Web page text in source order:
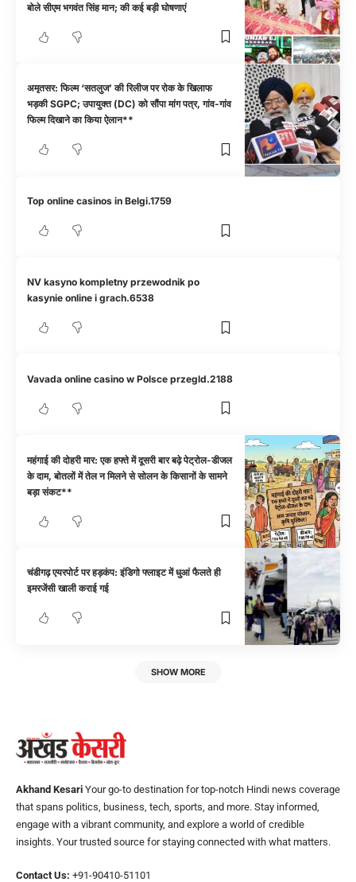
बोले सीएम भगवंत सिंह मान; की कई बड़ी घोषणाएं
अमृतसर: फिल्म ‘सतलुज’ की रिलीज पर रोक के खिलाफ
भड़की SGPC; उपायुक्त (DC) को सौंपा मांग पत्र, गांव-गांव
फिल्म दिखाने का किया ऐलान**
Top online casinos in Belgi.1759
NV kasyno kompletny przewodnik po
kasynie online i grach.6538
Vavada online casino w Polsce przegld.2188
महंगाई की दोहरी मार: एक हफ्ते में दूसरी बार बढ़े पेट्रोल-डीजल
के दाम, बोतलों में तेल न मिलने से सोलन के किसानों के सामने
बड़ा संकट**
चंडीगढ़ एयरपोर्ट पर हड़कंप: इंडिगो फ्लाइट में धुआं फैलते ही
इमरजेंसी खाली कराई गई
SHOW MORE
Akhand Kesari Your go-to destination for top-notch Hindi news coverage
that spans politics, business, tech, sports, and more. Stay informed,
engage with a vibrant community, and explore a world of credible
insights. Your trusted source for staying connected with what matters.
Contact Us: +91-90410-51101